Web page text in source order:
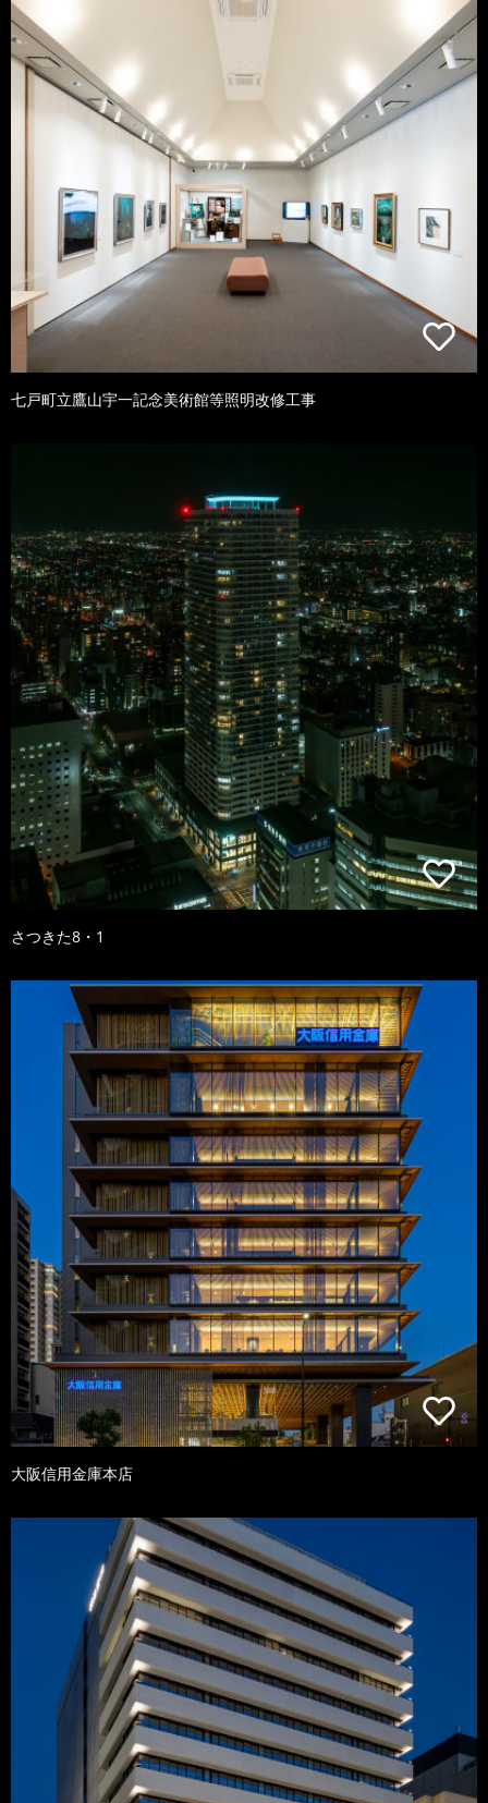
七戸町立鷹山宇一記念美術館等照明改修工事
さつきた8・1
大阪信用金庫本店